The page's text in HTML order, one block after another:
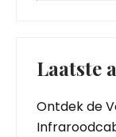
Laatste
Ontdek de